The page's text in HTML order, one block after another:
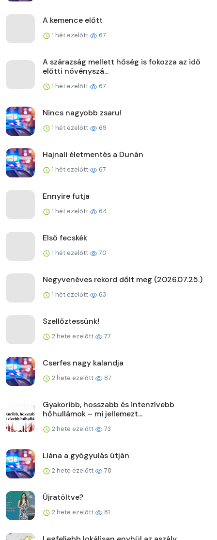
A kemence előtt
1 hét ezelőtt 67
A szárazság mellett hőség is fokozza az idő
előtti növényszá...
1 hét ezelőtt 67
Nincs nagyobb zsaru!
1 hét ezelőtt 69
Hajnali életmentés a Dunán
1 hét ezelőtt 67
Ennyire futja
1 hét ezelőtt 64
Első fecskék
1 hét ezelőtt 70
Negyvenéves rekord dőlt meg (2026.07.25.)
1 hét ezelőtt 63
Szellőztessünk!
2 hete ezelőtt 77
Cserfes nagy kalandja
2 hete ezelőtt 87
Gyakoribb, hosszabb és intenzívebb
hőhullámok – mi jellemezt...
2 hete ezelőtt 73
Liána a gyógyulás útján
2 hete ezelőtt 78
Újratöltve?
2 hete ezelőtt 81